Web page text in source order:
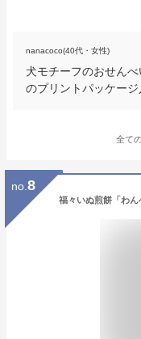
nanacoco(40代・女性)
犬モチーフのおせん
のプリントパッケージ
全て
no. 8